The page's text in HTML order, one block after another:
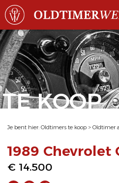
TE KOOP
Je bent hier: Oldtimers te koop > Oldtimer
1989 Chevrolet
€ 14.500